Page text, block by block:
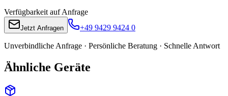
Verfügbarkeit auf Anfrage
Jetzt Anfragen +49 9429 9424 0
Unverbindliche Anfrage · Persönliche Beratung · Schnelle Antwort
Ähnliche Geräte